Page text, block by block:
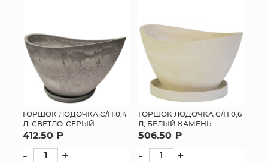
ГОРШОК ЛОДОЧКА С/П 0,4
Л, СВЕТЛО-СЕРЫЙ
412.50 ₽
- +
ГОРШОК ЛОДОЧКА С/П 0,6
Л, БЕЛЫЙ КАМЕНЬ
506.50 ₽
- +